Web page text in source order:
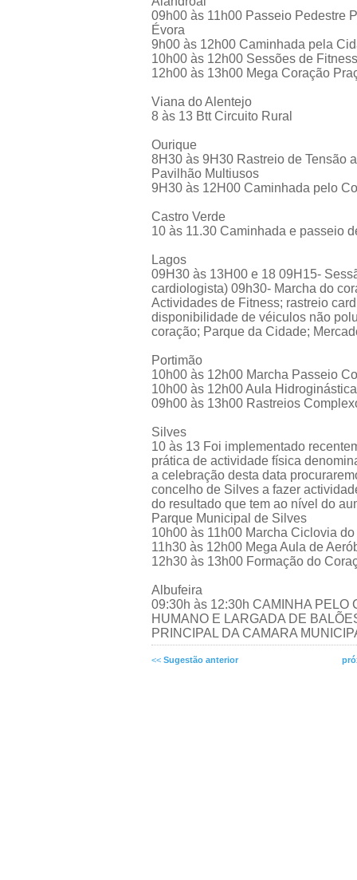
09h00 às 11h00 Passeio Pedestre
Évora
9h00 às 12h00 Caminhada pela
10h00 às 12h00 Sessões de
12h00 às 13h00 Mega Coração
Viana do Alentejo
8 às 13 Btt Circuito Rural
Ourique
8H30 às 9H30 Rastreio de Tensão
Pavilhão Multiusos
9H30 às 12H00 Caminhada pelo
Castro Verde
10 às 11.30 Caminhada e passeio
Lagos
09H30 às 13H00 e 18 09H15-
cardiologista) 09h30- Marcha do
Actividades de Fitness; rastreio
disponibilidade de véiculos não
coração; Parque da Cidade;
Portimão
10h00 às 12h00 Marcha Passeio
10h00 às 12h00 Aula
09h00 às 13h00 Rastreios
Silves
10 às 13 Foi implementado
prática de actividade física
a celebração desta data
concelho de Silves a fazer
do resultado que tem ao nível do
Parque Municipal de Silves
10h00 às 11h00 Marcha Ciclovia
11h30 às 12h00 Mega Aula de
12h30 às 13h00 Formação do
Albufeira
09:30h às 12:30h CAMINHA PELO
HUMANO E LARGADA DE
PRINCIPAL DA CAMARA
<< Sugestão anterior